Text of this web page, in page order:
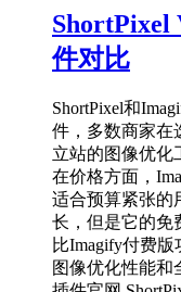
ShortPixel
件对比
ShortPixel和
件，多数商家在
立站的图像优化
在价格方面，
适合预算紧张的
长，但是它的免
比Imagify付费
图像优化性能和